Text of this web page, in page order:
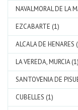
NAVALMORAL DE LA
EZCABARTE (1)
ALCALA DE HENARES
LA VEREDA, MURCIA (1)
SANTOVENIA DE
CUBELLES (1)